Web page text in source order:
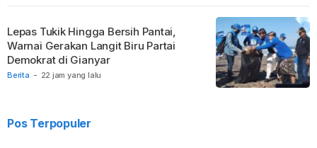
Berita - 22 jam yang lalu
Lepas Tukik Hingga Bersih Pantai,
Warnai Gerakan Langit Biru Partai
Demokrat di Gianyar
Pos Terpopuler